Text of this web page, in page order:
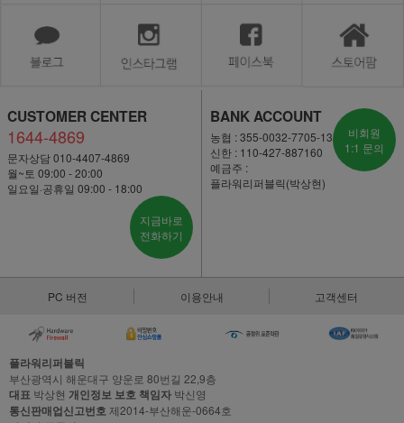
CUSTOMER CENTER
1644-4869
문자상담 010-4407-4869
월~토 09:00 - 20:00
일요일·공휴일 09:00 - 18:00
지금바로
전화하기
BANK ACCOUNT
농협 : 355-0032-7705-13
신한 : 110-427-887160
예금주 :
플라워리퍼블릭(박상현)
비회원
1:1 문의
PC 버전 이용안내 고객센터
플라워리퍼블릭
부산광역시 해운대구 양운로 80번길 22,9층
대표 박상현 개인정보 보호 책임자 박신영
통신판매업신고번호제2014-부산해운-0664호